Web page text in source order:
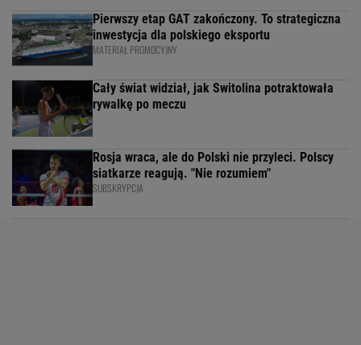
Pierwszy etap GAT zakończony. To strategiczna
inwestycja dla polskiego eksportu
MATERIAŁ PROMOCYJNY
Cały świat widział, jak Switolina potraktowała
rywalkę po meczu
Rosja wraca, ale do Polski nie przyleci. Polscy
siatkarze reagują. "Nie rozumiem"
SUBSKRYPCJA